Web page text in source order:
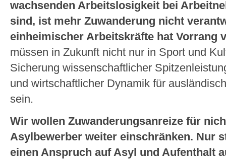
wachsenden Arbeitslosigkeit bei
sind, ist mehr Zuwanderung nicht
einheimischer Arbeitskräfte hat Vorrang
müssen in Zukunft nicht nur in Sport und
Sicherung wissenschaftlicher
und wirtschaftlicher Dynamik für
sein.
Wir wollen Zuwanderungsanreize für
Asylbewerber weiter einschränken. Nur
einen Anspruch auf Asyl und Aufenthalt